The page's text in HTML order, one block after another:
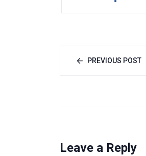
PREVIOUS POST
Leave a Reply